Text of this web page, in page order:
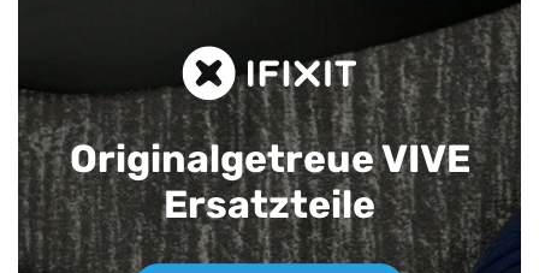
Originalgetreue VIVE
Ersatzteile